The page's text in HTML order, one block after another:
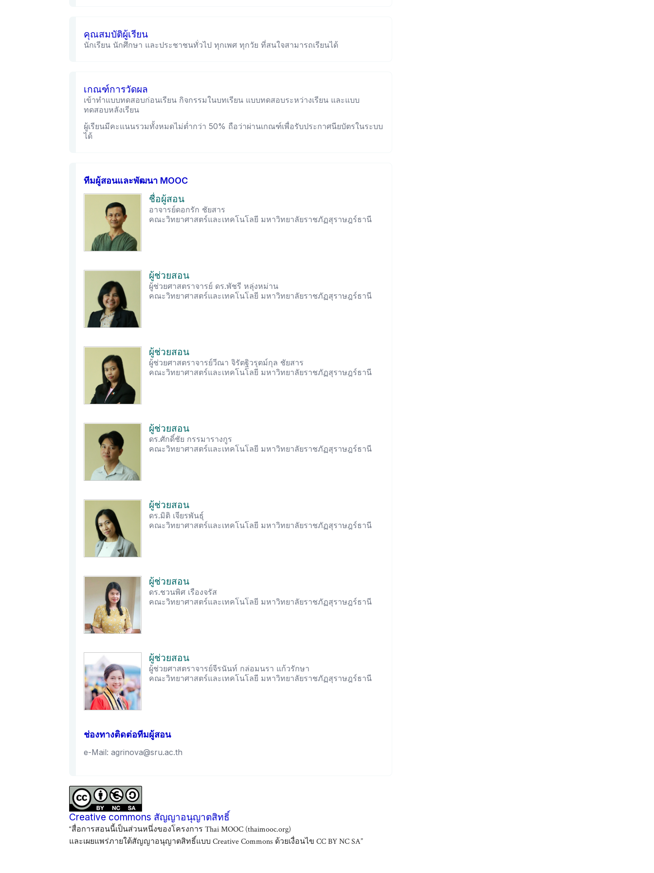
คุณสมบัติผู้เรียน
นักเรียน นักศึกษา และประชาชนทั่วไป ทุกเพศ ทุกวัย ที่สนใจสามารถเรียนได้
เกณฑ์การวัดผล
เข้าทำแบบทดสอบก่อนเรียน กิจกรรมในบทเรียน แบบทดสอบระหว่างเรียน และแบบ
ทดสอบหลังเรียน
ผู้เรียนมีคะแนนรวมทั้งหมดไม่ต่ำกว่า 50% ถือว่าผ่านเกณฑ์เพื่อรับประกาศนียบัตรในระบบ
ได้
ทีมผู้สอนและพัฒนา MOOC
ชื่อผู้สอน
อาจารย์ดอกรัก ชัยสาร
คณะวิทยาศาสตร์และเทคโนโลยี มหาวิทยาลัยราชภัฏสุราษฎร์ธานี
ผู้ช่วยสอน
ผู้ช่วยศาสตราจารย์ ดร.พัชรี หลุ่งหม่าน
คณะวิทยาศาสตร์และเทคโนโลยี มหาวิทยาลัยราชภัฏสุราษฎร์ธานี
ผู้ช่วยสอน
ผู้ช่วยศาสตราจารย์วีณา จิรัตฐิวรุตม์กุล ชัยสาร
คณะวิทยาศาสตร์และเทคโนโลยี มหาวิทยาลัยราชภัฏสุราษฎร์ธานี
ผู้ช่วยสอน
ดร.ศักดิ์ชัย กรรมารางกูร
คณะวิทยาศาสตร์และเทคโนโลยี มหาวิทยาลัยราชภัฏสุราษฎร์ธานี
ผู้ช่วยสอน
ดร.มิติ เจียรพันธุ์
คณะวิทยาศาสตร์และเทคโนโลยี มหาวิทยาลัยราชภัฏสุราษฎร์ธานี
ผู้ช่วยสอน
ดร.ชวนพิศ เรืองจรัส
คณะวิทยาศาสตร์และเทคโนโลยี มหาวิทยาลัยราชภัฏสุราษฎร์ธานี
ผู้ช่วยสอน
ผู้ช่วยศาสตราจารย์จีรนันท์ กล่อมนรา แก้วรักษา
คณะวิทยาศาสตร์และเทคโนโลยี มหาวิทยาลัยราชภัฏสุราษฎร์ธานี
ช่องทางติดต่อทีมผู้สอน
e-Mail: agrinova@sru.ac.th
Creative commons สัญญาอนุญาตสิทธิ์
“สื่อการสอนนี้เป็นส่วนหนึ่งของโครงการ Thai MOOC (thaimooc.org)
และเผยแพร่ภายใต้สัญญาอนุญาตสิทธิ์แบบ Creative Commons ด้วยเงื่อนไข CC BY NC SA”